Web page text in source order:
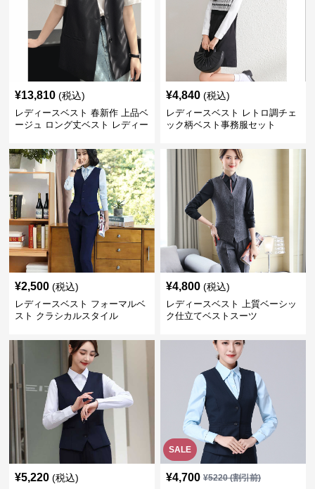
¥13,810 (税込)
レディースベスト 春新作 上品ベ
ージュ ロング丈ベスト レディー
¥4,840 (税込)
レディースベスト レトロ調チェ
ック柄ベスト事務服セット
¥2,500 (税込)
レディースベスト フォーマルベ
スト クラシカルスタイル
¥4,800 (税込)
レディースベスト 上質ベーシッ
ク仕立てベストスーツ
¥5,220 (税込)
SALE
¥4,700 ¥5220(割引前)